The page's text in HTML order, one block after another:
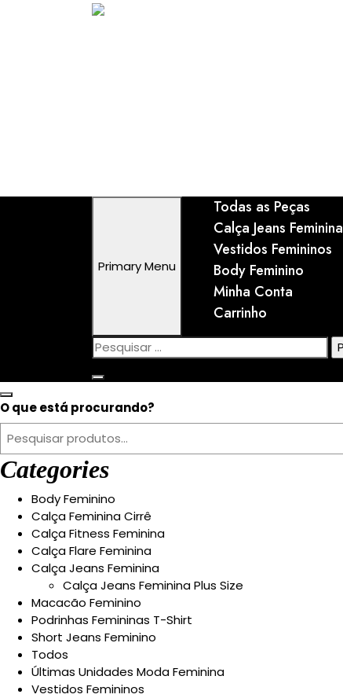
Primary Menu
Todas as Peças
Calça Jeans Feminina
Vestidos Femininos
Body Feminino
Minha Conta
Carrinho
Pesquisar
por:
O que está procurando?
Categories
Body Feminino
Calça Feminina Cirrê
Calça Fitness Feminina
Calça Flare Feminina
Calça Jeans Feminina
Calça Jeans Feminina Plus Size
Macacão Feminino
Podrinhas Femininas T-Shirt
Short Jeans Feminino
Todos
Últimas Unidades Moda Feminina
Vestidos Femininos